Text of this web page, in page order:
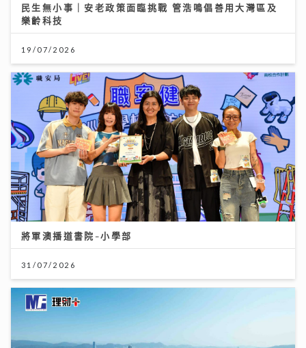
民生無小事｜安老政策面臨挑戰 管浩鳴倡善用大灣區及
樂齡科技
19/07/2026
將軍澳播道書院-小學部
31/07/2026